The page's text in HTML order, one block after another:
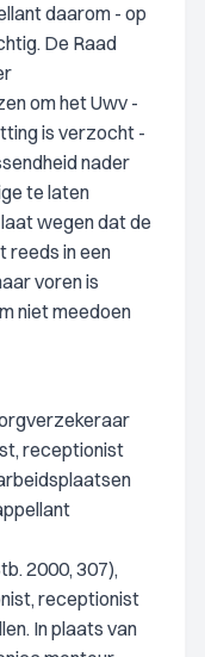
daarom - op
De Raad
om het Uwv -
is verzocht -
nader
te laten
wegen dat de
reeds in een
voren is
niet meedoen
receptionist
2000, 307),
receptionist
In plaats van